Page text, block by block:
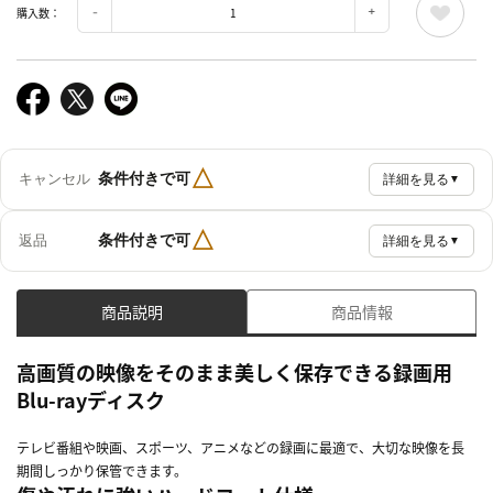
購入数：
キャンセル 条件付きで可△ 詳細を見る ▼
返品 条件付きで可△ 詳細を見る ▼
商品説明 商品情報
高画質の映像をそのまま美しく保存できる録画用
Blu-rayディスク
テレビ番組や映画、スポーツ、アニメなどの録画に最適で、大切な映像を長
期間しっかり保管できます。